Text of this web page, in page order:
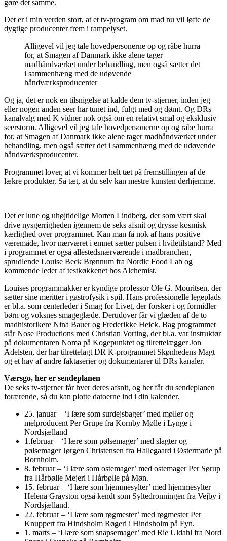
gøre det samme.
Det er i min verden stort, at et tv-program om mad nu vil løfte de
dygtige producenter frem i rampelyset.
Alligevel vil jeg tale hovedpersonerne op og råbe hurra
for, at Smagen af Danmark ikke alene tager
madhåndværket under behandling, men også sætter det
i sammenhæng med de udøvende
håndværksproducenter
Og ja, det er nok en tilsnigelse at kalde dem tv-stjerner, inden jeg
eller nogen anden seer har tunet ind, fulgt med og dømt. Og DRs
kanalvalg med K vidner nok også om en relativt smal og eksklusiv
seerstorm. Alligevel vil jeg tale hovedpersonerne op og råbe hurra
for, at Smagen af Danmark ikke alene tager madhåndværket under
behandling, men også sætter det i sammenhæng med de udøvende
håndværksproducenter.
Programmet lover, at vi kommer helt tæt på fremstillingen af de
lækre produkter. Så tæt, at du selv kan mestre kunsten derhjemme.
Det er lune og uhøjtidelige Morten Lindberg, der som vært skal
drive nysgerrigheden igennem de seks afsnit og drysse kosmisk
kærlighed over programmet. Kan man få nok af hans positive
væremåde, hvor nærværet i emnet sætter pulsen i hviletilstand? Med
i programmet er også allestedsnærværende i madbranchen,
sprudlende Louise Beck Brønnum fra Nordic Food Lab og
kommende leder af testkøkkenet hos Alchemist.
Louises programmakker er kyndige professor Ole G. Mouritsen, der
sætter sine meritter i gastrofysik i spil. Hans professionelle legeplads
er bl.a. som centerleder i Smag for Livet, der forsker i og formidler
børn og voksnes smageglæde. Derudover får vi glæden af de to
madhistorikere Nina Bauer og Frederikke Heick. Bag programmet
står Nose Productions med Christian Vorting, der bl.a. var instruktør
på dokumentaren Noma på Kogepunktet og tilrettelægger Jon
Adelsten, der har tilrettelagt DR K-programmet Skønhedens Magt
og et hav af andre faktaserier og dokumentarer til DRs kanaler.
Værsgo, her er sendeplanen
De seks tv-stjerner får hver deres afsnit, og her får du sendeplanen
forærende, så du kan plotte datoerne ind i din kalender.
25. januar – ‘I lære som surdejsbager’ med møller og
melproducent Per Grupe fra Kornby Mølle i Lynge i
Nordsjælland
1.februar – ‘I lære som pølsemager’ med slagter og
pølsemager Jørgen Christensen fra Hallegaard i Østermarie på
Bornholm.
8. februar – ‘I lære som ostemager’ med ostemager Per Sørup
fra Hårbølle Mejeri i Hårbølle på Møn.
15. februar – ‘I lære som hjemmesylter’ med hjemmesylter
Helena Grayston også kendt som Syltedronningen fra Vejby i
Nordsjælland.
22. februar – ‘I lære som røgmester’ med røgmester Per
Knuppert fra Hindsholm Røgeri i Hindsholm på Fyn.
1. marts – ‘I lære som snapsemager’ med Rie Uldahl fra Nord